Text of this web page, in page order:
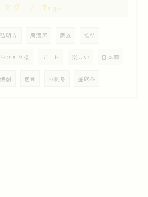
タグ Tags
弘明寺 居酒屋 家族 接待
おひとり様 デート 楽しい 日本酒
焼酎 定食 お刺身 昼飲み